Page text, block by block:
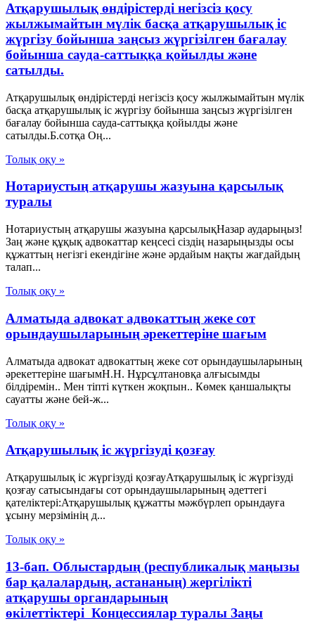
Атқарушылық өндірістерді негізсіз қосу
жылжымайтын мүлік басқа атқарушылық іс
жүргізу бойынша заңсыз жүргізілген бағалау
бойынша сауда-саттыққа қойылды және
сатылды.
Атқарушылық өндірістерді негізсіз қосу жылжымайтын мүлік
басқа атқарушылық іс жүргізу бойынша заңсыз жүргізілген
бағалау бойынша сауда-саттыққа қойылды және
сатылды.Б.сотқа Оң...
Толық оқу »
Нотариустың атқарушы жазуына қарсылық
туралы
Нотариустың атқарушы жазуына қарсылықНазар аударыңыз!
Заң және құқық адвокаттар кеңсесі сіздің назарыңызды осы
құжаттың негізгі екендігіне және әрдайым нақты жағдайдың
талап...
Толық оқу »
Алматыда адвокат адвокаттың жеке сот
орындаушыларының әрекеттеріне шағым
Алматыда адвокат адвокаттың жеке сот орындаушыларының
әрекеттеріне шағымН.Н. Нұрсұлтановқа алғысымды
білдіремін.. Мен тіпті күткен жоқпын.. Көмек қаншалықты
сауатты және бей-ж...
Толық оқу »
Атқарушылық іс жүргізуді қозғау
Атқарушылық іс жүргізуді қозғауАтқарушылық іс жүргізуді
қозғау сатысындағы сот орындаушыларының әдеттегі
қателіктері:Атқарушылық құжатты мәжбүрлеп орындауға
ұсыну мерзімінің д...
Толық оқу »
13-бап. Облыстардың (республикалық маңызы
бар қалалардың, астананың) жергiлiктi
атқарушы органдарының
өкiлеттiктерi Концессиялар туралы Заңы